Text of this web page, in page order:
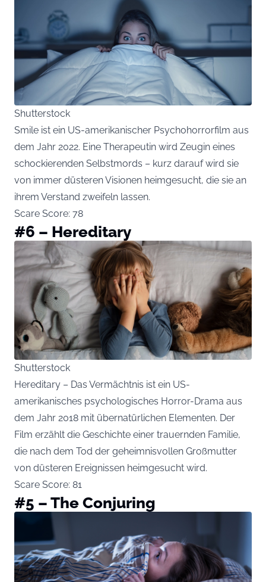
Shutterstock
Smile ist ein US-amerikanischer Psychohorrorfilm aus
dem Jahr 2022. Eine Therapeutin wird Zeugin eines
schockierenden Selbstmords – kurz darauf wird sie
von immer düsteren Visionen heimgesucht, die sie an
ihrem Verstand zweifeln lassen.
Scare Score: 78
#6 – Hereditary
Shutterstock
Hereditary – Das Vermächtnis ist ein US-
amerikanisches psychologisches Horror-Drama aus
dem Jahr 2018 mit übernatürlichen Elementen. Der
Film erzählt die Geschichte einer trauernden Familie,
die nach dem Tod der geheimnisvollen Großmutter
von düsteren Ereignissen heimgesucht wird.
Scare Score: 81
#5 – The Conjuring